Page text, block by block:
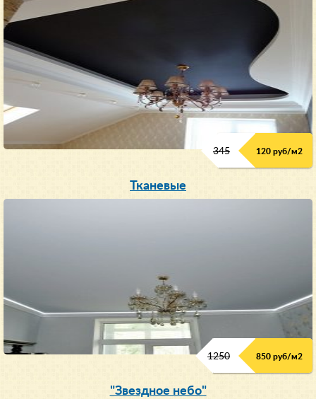
345 120 руб/м2
Тканевые
1250 850 руб/м2
"Звездное небо"